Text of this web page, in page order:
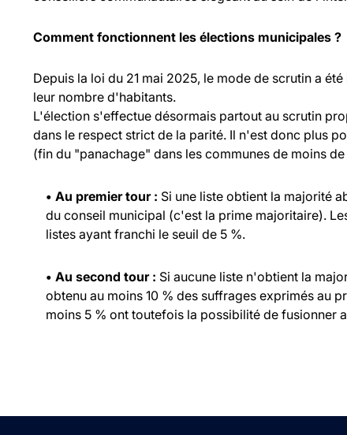
Comment fonctionnent les élections municipales ?
Depuis la loi du 21 mai 2025, le mode de scrutin a
leur nombre d'habitants.
L'élection s'effectue désormais partout au scrutin
dans le respect strict de la parité. Il n'est donc plus
(fin du "panachage" dans les communes de moins
• Au premier tour : Si une liste obtient la majorité
du conseil municipal (c'est la prime majoritaire).
listes ayant franchi le seuil de 5 %.
• Au second tour : Si aucune liste n'obtient la
obtenu au moins 10 % des suffrages exprimés au
moins 5 % ont toutefois la possibilité de fusionner